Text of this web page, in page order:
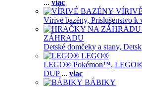
... viac
Vírivé bazény, Príslušenstvo k
ZÁHRADU
Detské domčeky a stany,
LEGO®
LEGO® Pokémon™,
DUP ... viac
BÁBIKY